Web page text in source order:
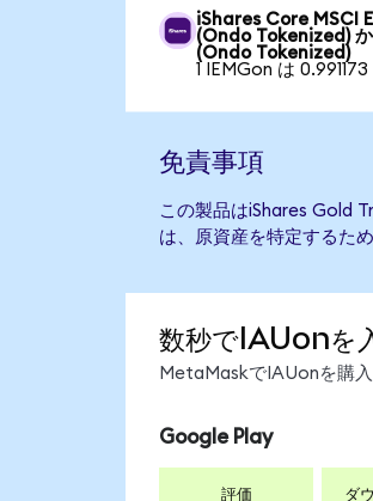
iShares Core MSCI
(Ondo Tokenized)
(Ondo Tokenized)
1 IEMGon は
免責事項
この製品はiShares Gold
は、原資産を特定するた
数秒でIAUonを
MetaMaskでIAUonを購
Google Play
評価 ダ